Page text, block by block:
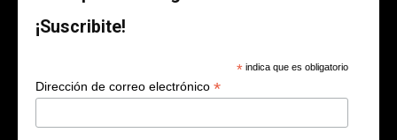
¡Suscribite!
* indica que es obligatorio
Dirección de correo electrónico *